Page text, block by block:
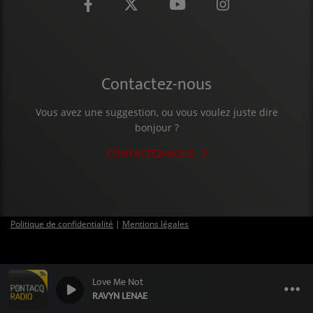
Love Me Not
RAVYN LENAE
0
Contactez-nous
Vous avez une suggestion, ou vous voulez juste dire
bonjour ?
CONTACTEZ-NOUS
Politique de confidentialité | Mentions légales